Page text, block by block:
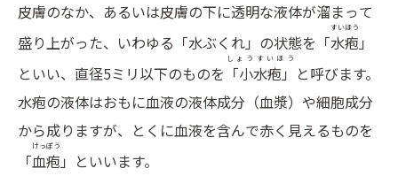
皮膚のなか、あるいは皮膚の下に透明な液体が溜まって
盛り上がった、いわゆる「水ぶくれ」の状態を「水疱
すいほう
」
といい、直径5ミリ以下のものを 「小水疱」
しょうすいほう
と呼びます。
水疱の液体はおもに血液の液体成分（血漿）や細胞成分
から成りますが、とくに血液を含んで赤く見えるものを
「血疱
けっぽう
」といいます。